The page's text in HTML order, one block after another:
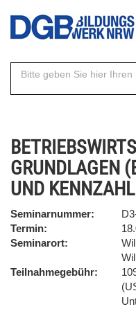
Direkt
Inhalt
GRUNDLAGEN
UND
Seminarnummer
Termin
Seminarort
Teilnahmegebühr